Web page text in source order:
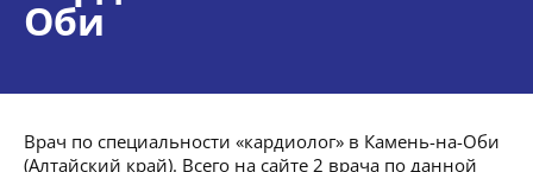
Оби
Врач по специальности «кардиолог» в Камень-на-Оби
(Алтайский край). Всего на сайте 2 врача по данной